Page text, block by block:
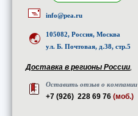
info@pea.ru
105082, Россия, Москва
ул. Б. Почтовая, д.38, стр.5
Доставка в регионы России,
Оставить отзыв о компании
+7 (926) 228 69 76 (моб.)